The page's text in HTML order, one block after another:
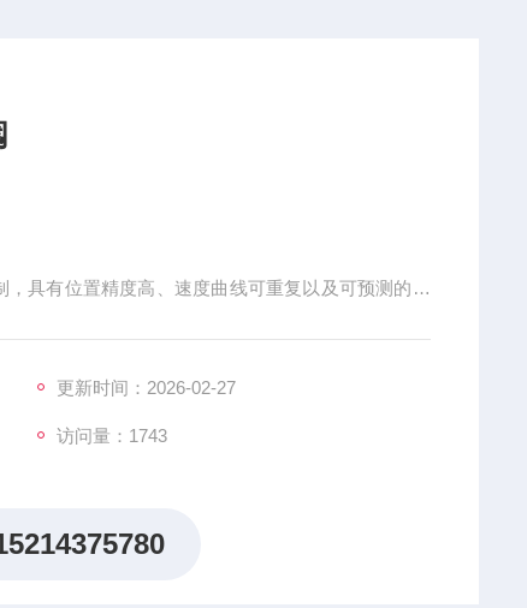
具有位置精度高、速度曲线可重复以及可预测的力
，额定流量从 3,8
更新时间：2026-02-27
访问量：1743